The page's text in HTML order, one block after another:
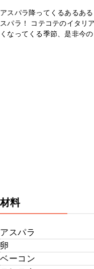
アスパラ降ってくるあるあ
スパラ！ コテコテのイタ
くなってくる季節、是非今
材料
アスパラ
卵
ベーコン